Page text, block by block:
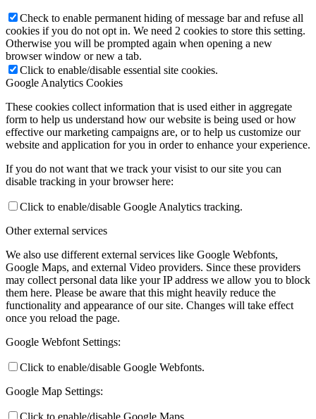
Check to enable permanent hiding of message bar and refuse all
cookies if you do not opt in. We need 2 cookies to store this setting.
Otherwise you will be prompted again when opening a new
browser window or new a tab.
Click to enable/disable essential site cookies.
Google Analytics Cookies
These cookies collect information that is used either in aggregate
form to help us understand how our website is being used or how
effective our marketing campaigns are, or to help us customize our
website and application for you in order to enhance your experience.
If you do not want that we track your visist to our site you can
disable tracking in your browser here:
Click to enable/disable Google Analytics tracking.
Other external services
We also use different external services like Google Webfonts,
Google Maps, and external Video providers. Since these providers
may collect personal data like your IP address we allow you to block
them here. Please be aware that this might heavily reduce the
functionality and appearance of our site. Changes will take effect
once you reload the page.
Google Webfont Settings:
Click to enable/disable Google Webfonts.
Google Map Settings: